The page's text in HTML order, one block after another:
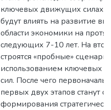
ключевых движущих силах,
будут влиять на развитие
области экономики на
следующих 7-10 лет. На
строятся «пробные»
использованием ключевых
сил. После чего
первых двух этапов станут
формирования